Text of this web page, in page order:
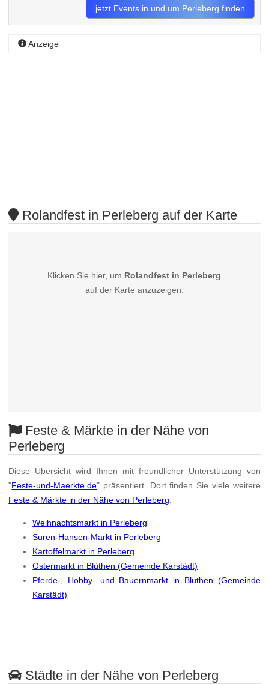
jetzt Events in und um Perleberg finden
Anzeige
Rolandfest in Perleberg auf der Karte
Klicken Sie hier, um Rolandfest in Perleberg
auf der Karte anzuzeigen.
Feste & Märkte in der Nähe von
Perleberg
Diese Übersicht wird Ihnen mit freundlicher Unterstützung von
"Feste-und-Maerkte.de" präsentiert. Dort finden Sie viele weitere
Feste & Märkte in der Nähe von Perleberg
Weihnachtsmarkt in Perleberg
Suren-Hansen-Markt in Perleberg
Kartoffelmarkt in Perleberg
Ostermarkt in Blüthen (Gemeinde Karstädt)
Pferde-, Hobby- und Bauernmarkt in Blüthen (Gemeinde
Karstädt)
Städte in der Nähe von Perleberg